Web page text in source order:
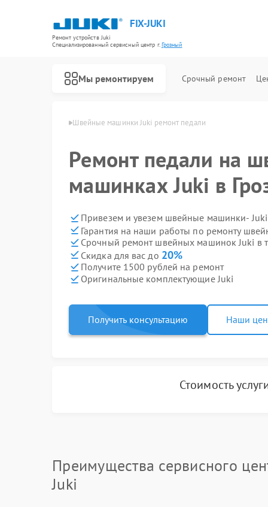
FIX-JUKI
Ремонт устройств Juki
Специализированный cервисный центр г.Грозный
Мы ремонтируем Срочный ремонт
Juki в Грозном Швейные машинки Juki ремонт педали
Ремонт педали на
машинках Juki в
Привезем и увезем швейные машинки- Juki
Гарантия на наши работы по ремонту
Срочный ремонт швейных машинок Juki в
Скидка для вас до 20%
Получите 1500 рублей на ремонт
Оригинальные комплектующие Juki
Получить консультацию Наши
Стоимость
Преимущества сервисного
Juki